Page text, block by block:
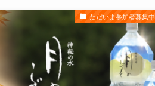
ただいま参加者募集中